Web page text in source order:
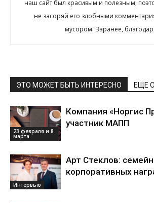
наш сайт был красивым и полезным,
не засоряй его злобными
мусором. Заранее,
ЭТО МОЖЕТ БЫТЬ ИНТЕРЕСНО ЕЩЕ
23 февраля и 8
марта
Компания «Норгис
участник МАПП
Интервью
Арт Стеклов:
корпоративных